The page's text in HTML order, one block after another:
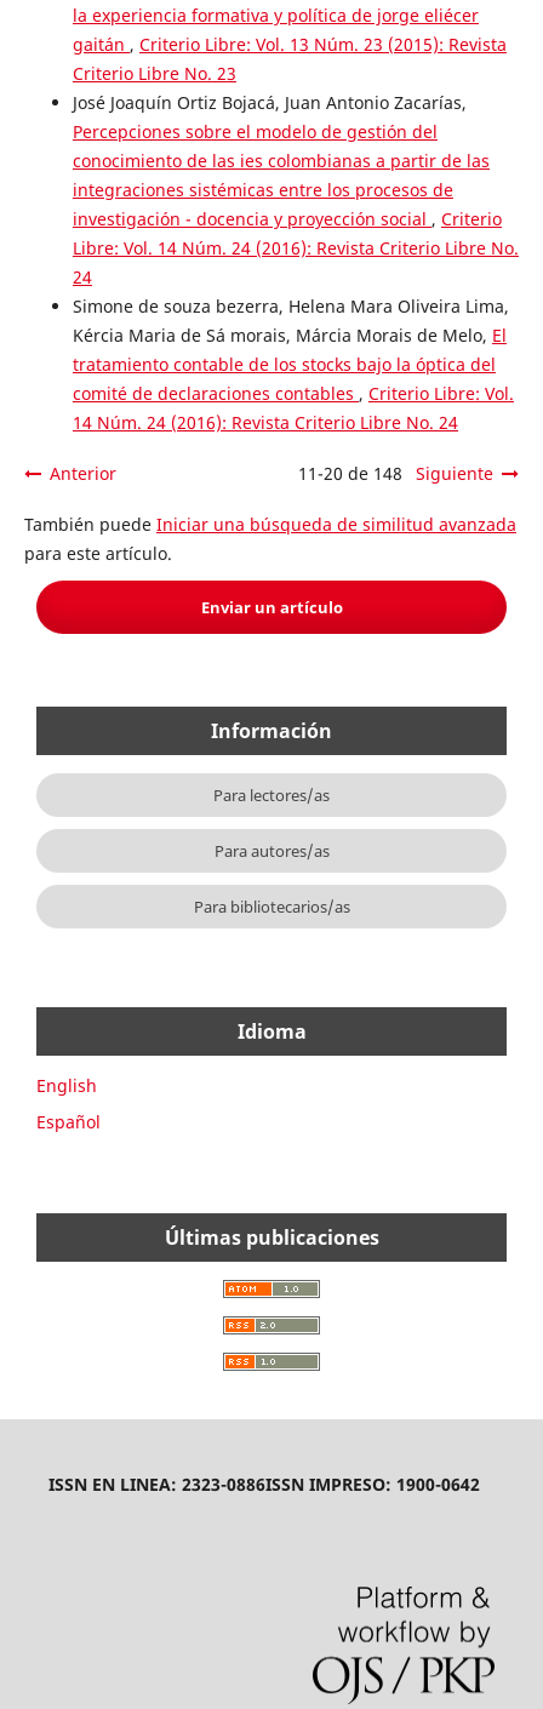
la experiencia formativa y política de jorge eliécer
gaitán , Criterio Libre: Vol. 13 Núm. 23 (2015): Revista
Criterio Libre No. 23
José Joaquín Ortiz Bojacá, Juan Antonio Zacarías,
Percepciones sobre el modelo de gestión del
conocimiento de las ies colombianas a partir de las
integraciones sistémicas entre los procesos de
investigación - docencia y proyección social , Criterio
Libre: Vol. 14 Núm. 24 (2016): Revista Criterio Libre No.
24
Simone de souza bezerra, Helena Mara Oliveira Lima,
Kércia Maria de Sá morais, Márcia Morais de Melo, El
tratamiento contable de los stocks bajo la óptica del
comité de declaraciones contables , Criterio Libre: Vol.
14 Núm. 24 (2016): Revista Criterio Libre No. 24
Anterior 11-20 de 148 Siguiente
También puede Iniciar una búsqueda de similitud avanzada
para este artículo.
Enviar un artículo
Información
Para lectores/as
Para autores/as
Para bibliotecarios/as
Idioma
English
Español
Últimas publicaciones
ISSN EN LINEA: 2323-0886ISSN IMPRESO: 1900-0642